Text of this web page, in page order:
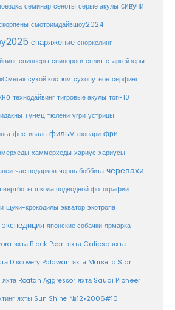
семинар сеноты серые акулы сивучи
смотримдайвшоу2024
снаряжение сноркелинг
спиннеры спинороги сплит старгейзеры
сухой костюм сухопутное сёрфинг
технодайвинг тигровые акулы топ-10
тунец тюлени угри устрицы
фестиваль фильм фонари фри
хаммерхеды хариус хариусы
час подарков червь боббита черепахи
школа подводной фотографии
щуки-крокодилы экватор экотропа
экспедиция японские собачки ярмарка
яхта Black Pearl яхта Calipso яхта
Discovery Palawan яхта Marselia Star
яхта Roatan Aggressor яхта Saudi Pioneer
яхты Sun Shine №12•2006#10